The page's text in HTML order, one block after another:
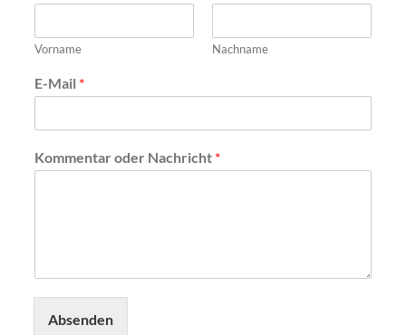
Vorname Nachname
E-Mail *
Kommentar oder Nachricht *
Absenden